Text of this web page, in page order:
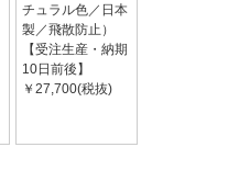
チュラル色／日本
製／飛散防止）
【受注生産・納期
10日前後】
￥27,700(税抜)